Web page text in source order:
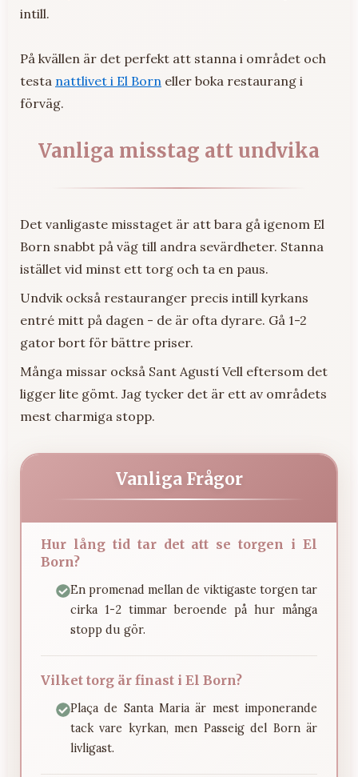
intill.
På kvällen är det perfekt att stanna i området och
testa nattlivet i El Born eller boka restaurang i
förväg.
Vanliga misstag att undvika
Det vanligaste misstaget är att bara gå igenom El
Born snabbt på väg till andra sevärdheter. Stanna
istället vid minst ett torg och ta en paus.
Undvik också restauranger precis intill kyrkans
entré mitt på dagen - de är ofta dyrare. Gå 1-2
gator bort för bättre priser.
Många missar också Sant Agustí Vell eftersom det
ligger lite gömt. Jag tycker det är ett av områdets
mest charmiga stopp.
Vanliga Frågor
Hur lång tid tar det att se torgen i El
Born?
En promenad mellan de viktigaste torgen tar
cirka 1-2 timmar beroende på hur många
stopp du gör.
Vilket torg är finast i El Born?
Plaça de Santa Maria är mest imponerande
tack vare kyrkan, men Passeig del Born är
livligast.